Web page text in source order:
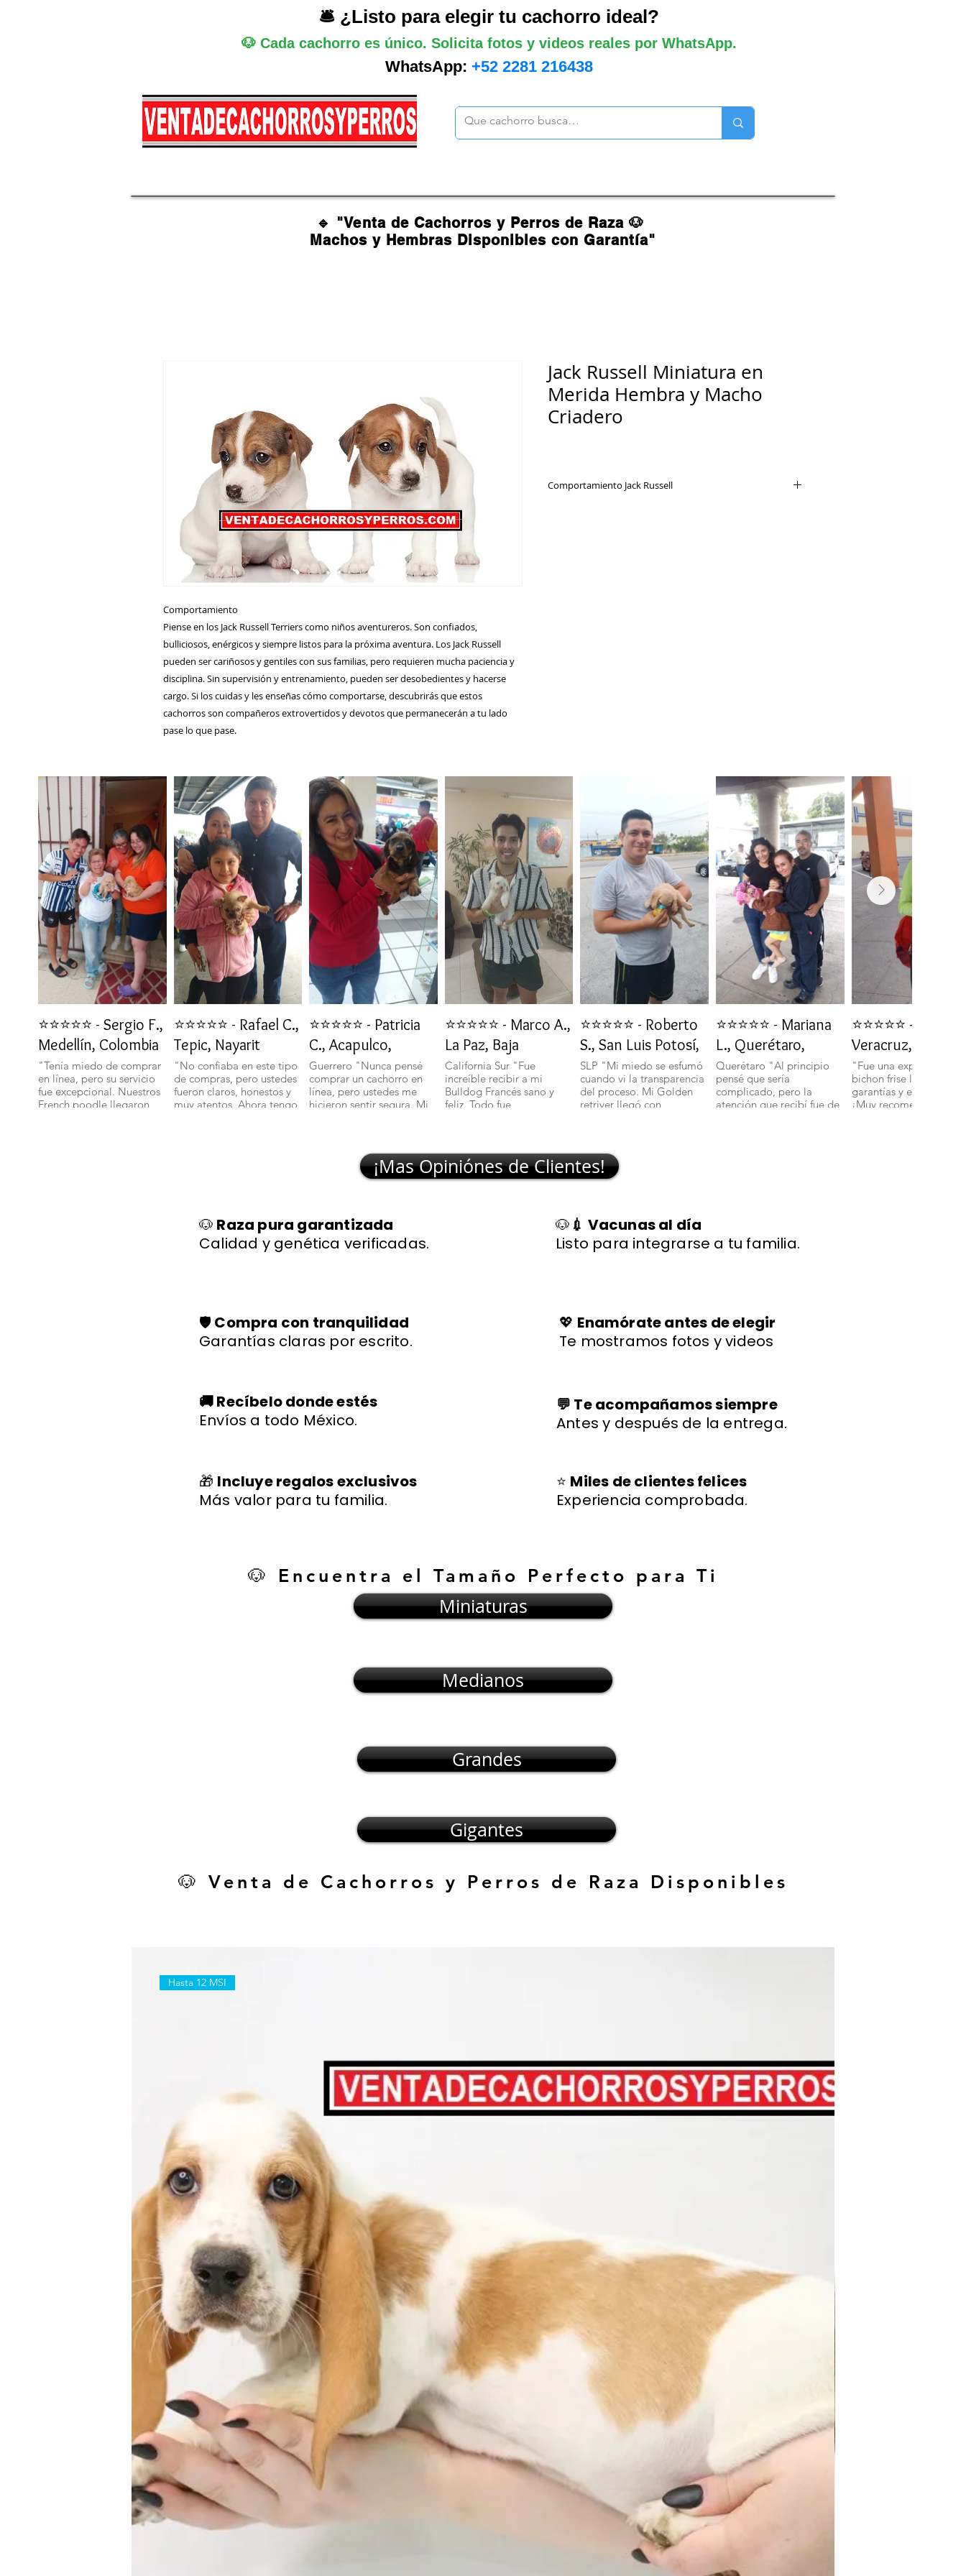
🛎️ ¿Listo para elegir tu cachorro ideal?
🐶 Cada cachorro es único. Solicita fotos y videos reales por WhatsApp.
WhatsApp: +52 2281 216438
🔹 "Venta de Cachorros y Perros de Raza 🐶
Machos y Hembras Disponibles con Garantía"
Comportamiento
Piense en los Jack Russell Terriers como niños aventureros. Son confiados,
bulliciosos, enérgicos y siempre listos para la próxima aventura. Los Jack Russell
pueden ser cariñosos y gentiles con sus familias, pero requieren mucha paciencia y
disciplina. Sin supervisión y entrenamiento, pueden ser desobedientes y hacerse
cargo. Si los cuidas y les enseñas cómo comportarse, descubrirás que estos
cachorros son compañeros extrovertidos y devotos que permanecerán a tu lado
pase lo que pase.
Jack Russell Miniatura en
Merida Hembra y Macho
Criadero
Comportamiento Jack Russell
⭐⭐⭐⭐⭐ - Sergio F.,
Medellín, Colombia
"Tenía miedo de comprar
en línea, pero su servicio
fue excepcional. Nuestros
French poodle llegaron
⭐⭐⭐⭐⭐ - Rafael C.,
Tepic, Nayarit
"No confiaba en este tipo
de compras, pero ustedes
fueron claros, honestos y
muy atentos. Ahora tengo
⭐⭐⭐⭐⭐ - Patricia
C., Acapulco,
Guerrero "Nunca pensé
comprar un cachorro en
línea, pero ustedes me
hicieron sentir segura. Mi
⭐⭐⭐⭐⭐ - Marco A.,
La Paz, Baja
California Sur "Fue
increíble recibir a mi
Bulldog Francés sano y
feliz. Todo fue
⭐⭐⭐⭐⭐ - Roberto
S., San Luis Potosí,
SLP "Mi miedo se esfumó
cuando vi la transparencia
del proceso. Mi Golden
retriver llegó con
⭐⭐⭐⭐⭐ - Mariana
L., Querétaro,
Querétaro "Al principio
pensé que sería
complicado, pero la
atención que recibí fue de
⭐⭐⭐⭐⭐ -
Veracruz,
"Fue una experiencia
bichon frise llegó con
garantías y en perfecto
¡Muy recomendados!".
¡Mas Opiniónes de Clientes!
🐶 Raza pura garantizada
Calidad y genética verificadas.
🐶 💉 Vacunas al día
Listo para integrarse a tu familia.
🛡️Compra con tranquilidad
Garantías claras por escrito.
🚚 Recíbelo donde estés
Envíos a todo México.
🎁 Incluye regalos exclusivos
Más valor para tu familia.
💖 Enamórate antes de elegir
Te mostramos fotos y videos
💬 Te acompañamos siempre
Antes y después de la entrega.
⭐ Miles de clientes felices
Experiencia comprobada.
🐶 Encuentra el Tamaño Perfecto para Ti
Miniaturas
Medianos
Grandes
Gigantes
🐶 Venta de Cachorros y Perros de Raza Disponibles
Hasta 12 MSI